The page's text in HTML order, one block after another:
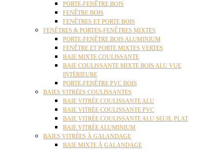
PORTE-FENÊTRE BOIS
FENÊTRE BOIS
FENÊTRES ET PORTE BOIS
FENÊTRES & PORTES-FENÊTRES MIXTES
PORTE-FENÊTRE BOIS ALUMINIUM
FENÊTRE ET PORTE MIXTES VERTES
BAIE MIXTE COULISSANTE
BAIE COULISSANTE MIXTE BOIS ALU VUE
INTÉRIEURE
PORTE-FENÊTRE PVC BOIS
BAIES VITRÉES COULISSANTES
BAIE VITRÉE COULISSANTE ALU
BAIE VITRÉE COULISSANTE PVC
BAIE VITRÉE COULISSANTE ALU SEUIL PLAT
BAIE VITRÉE ALUMINIUM
BAIES VITRÉES À GALANDAGE
BAIE MIXTE À GALANDAGE